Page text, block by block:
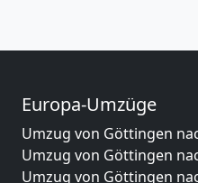
Europa-Umzüge
Umzug von Göttingen
Umzug von Göttingen
Umzug von Göttingen